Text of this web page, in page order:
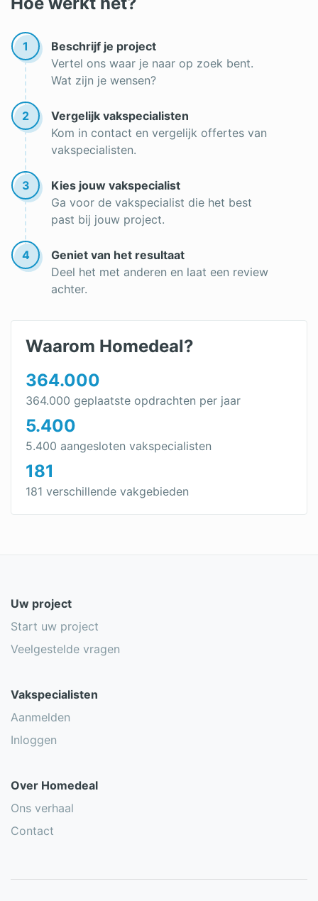
1
Beschrijf je project
Vertel ons waar je naar op zoek bent.
Wat zijn je wensen?
2
Vergelijk vakspecialisten
Kom in contact en vergelijk offertes van
vakspecialisten.
3
Kies jouw vakspecialist
Ga voor de vakspecialist die het best
past bij jouw project.
4
Geniet van het resultaat
Deel het met anderen en laat een review
achter.
Waarom Homedeal?
364.000
364.000 geplaatste opdrachten per jaar
5.400
5.400 aangesloten vakspecialisten
181
181 verschillende vakgebieden
Uw project
Start uw project
Veelgestelde vragen
Vakspecialisten
Aanmelden
Inloggen
Over Homedeal
Ons verhaal
Contact